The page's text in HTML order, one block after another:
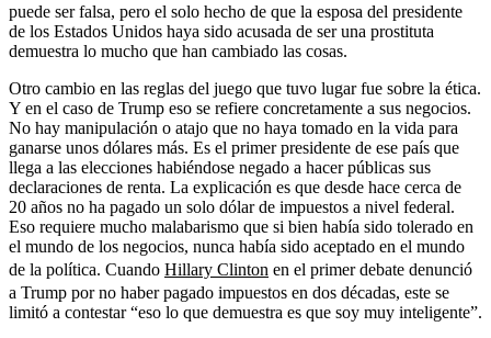
puede ser falsa, pero el solo hecho de que la esposa del presidente
de los Estados Unidos haya sido acusada de ser una prostituta
demuestra lo mucho que han cambiado las cosas.
Otro cambio en las reglas del juego que tuvo lugar fue sobre la ética.
Y en el caso de Trump eso se refiere concretamente a sus negocios.
No hay manipulación o atajo que no haya tomado en la vida para
ganarse unos dólares más. Es el primer presidente de ese país que
llega a las elecciones habiéndose negado a hacer públicas sus
declaraciones de renta. La explicación es que desde hace cerca de
20 años no ha pagado un solo dólar de impuestos a nivel federal.
Eso requiere mucho malabarismo que si bien había sido tolerado en
el mundo de los negocios, nunca había sido aceptado en el mundo
de la política. Cuando Hillary Clinton en el primer debate denunció
a Trump por no haber pagado impuestos en dos décadas, este se
limitó a contestar “eso lo que demuestra es que soy muy inteligente”.